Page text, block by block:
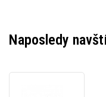
Naposledy